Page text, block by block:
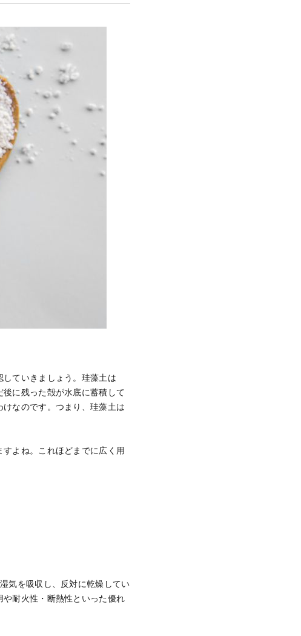
ていきましょう。珪藻土は
後に残った殻が水底に蓄積して
なのです。つまり、珪藻土は
よね。これほどまでに広く用
気を吸収し、反対に乾燥してい
耐火性・断熱性といった優れ